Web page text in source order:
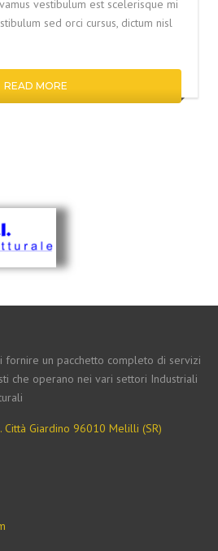
vestibulum est scelerisque mi
sed orci cursus, dictum nisl
READ MORE
fornire un pacchetto completo di servizi
che operano nei vari settori Industriali
Città Giardino 96010 Melilli (SR)